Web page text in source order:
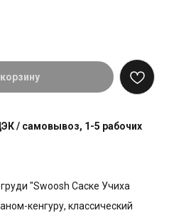
/ самовывоз, 1-5 рабочих
"Swoosh Саске Учиха
кенгуру, классический